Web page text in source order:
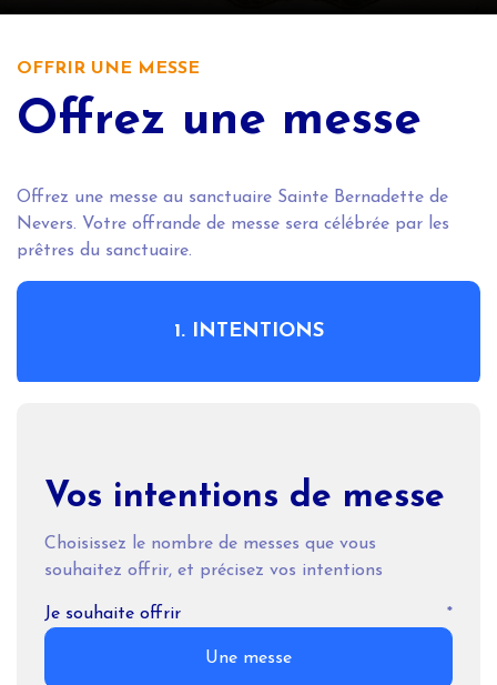
OFFRIR UNE MESSE
Offrez une messe
Offrez une messe au sanctuaire Sainte Bernadette de
Nevers. Votre offrande de messe sera célébrée par les
prêtres du sanctuaire.
1. INTENTIONS
Vos intentions de messe
Choisissez le nombre de messes que vous
souhaitez offrir, et précisez vos intentions
Je souhaite offrir
Une messe
*